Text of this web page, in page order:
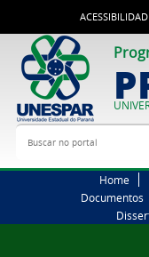
Buscar no portal
Home
Documentos